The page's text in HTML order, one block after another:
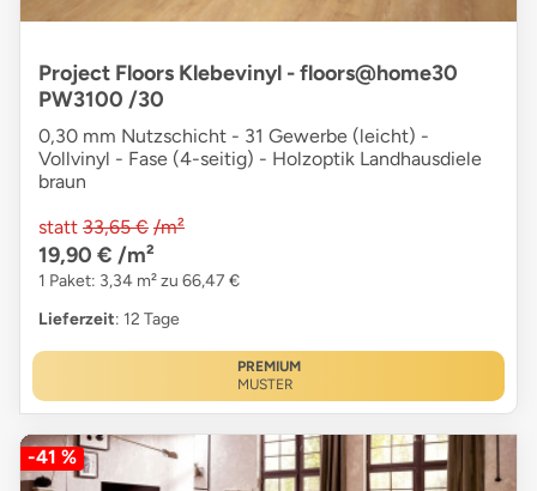
Project Floors Klebevinyl - floors@home30
PW3100 /30
0,30 mm Nutzschicht - 31 Gewerbe (leicht) -
Vollvinyl - Fase (4-seitig) - Holzoptik Landhausdiele
braun
statt 33,65 € /m²
19,90 € /m²
1 Paket: 3,34 m² zu 66,47 €
Lieferzeit: 12 Tage
PREMIUM
MUSTER
-41 %